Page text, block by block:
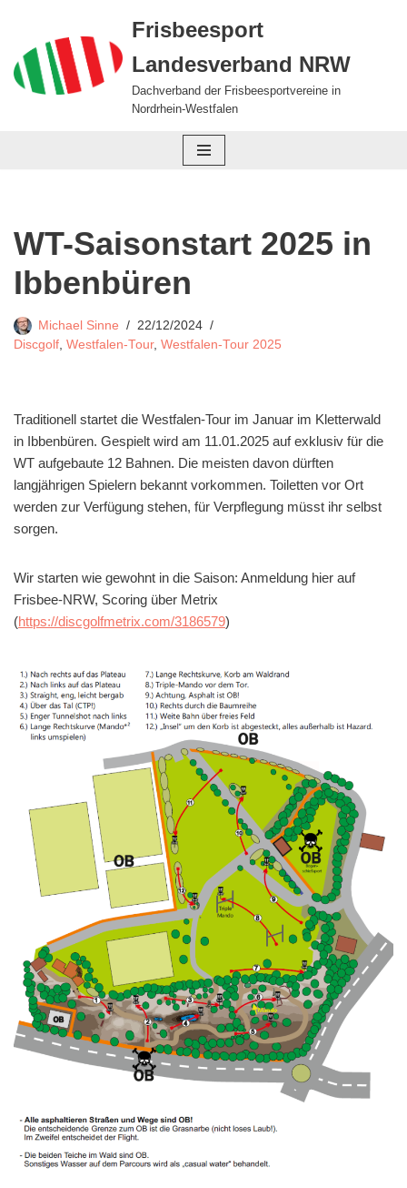
Zum
Inhalt
springen
Frisbeesport
Landesverband NRW
Dachverband der Frisbeesportvereine in
Nordrhein-Westfalen
WT-Saisonstart 2025 in
Ibbenbüren
Michael Sinne
22/12/2024
Discgolf, Westfalen-Tour, Westfalen-Tour 2025
Traditionell startet die Westfalen-Tour im Januar im Kletterwald
in Ibbenbüren. Gespielt wird am 11.01.2025 auf exklusiv für die
WT aufgebaute 12 Bahnen. Die meisten davon dürften
langjährigen Spielern bekannt vorkommen. Toiletten vor Ort
werden zur Verfügung stehen, für Verpflegung müsst ihr selbst
sorgen.
Wir starten wie gewohnt in die Saison: Anmeldung hier auf
Frisbee-NRW, Scoring über Metrix
(https://discgolfmetrix.com/3186579)